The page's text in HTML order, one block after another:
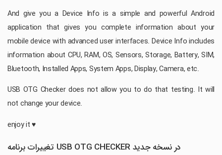
And give you a Device Info is a simple and powerful Android
application that gives you complete information about your
mobile device with advanced user interfaces. Device Info includes
information about CPU, RAM, OS, Sensors, Storage, Battery, SIM,
Bluetooth, Installed Apps, System Apps, Display, Camera, etc.
USB OTG Checker does not allow you to do that testing. It will
not change your device.
enjoy it ♥
تغییرات برنامه USB OTG CHECKER در نسخه جدید